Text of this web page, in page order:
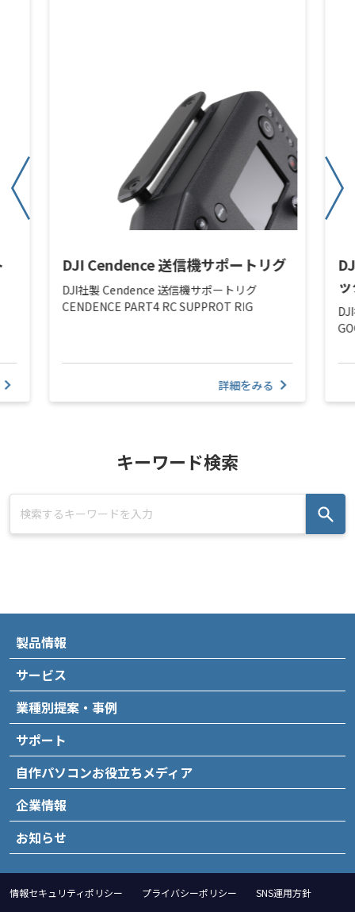
DJI Cendence 送信機サポートリグ
DJI社製 Cendence 送信機サポートリグ
CENDENCE PART4 RC SUPPROT RIG
詳細をみる
キーワード検索
製品情報
サービス
業種別提案・事例
サポート
自作パソコンお役立ちメディア
企業情報
お知らせ
情報セキュリティポリシー プライバシーポリシー
SNS運用方針